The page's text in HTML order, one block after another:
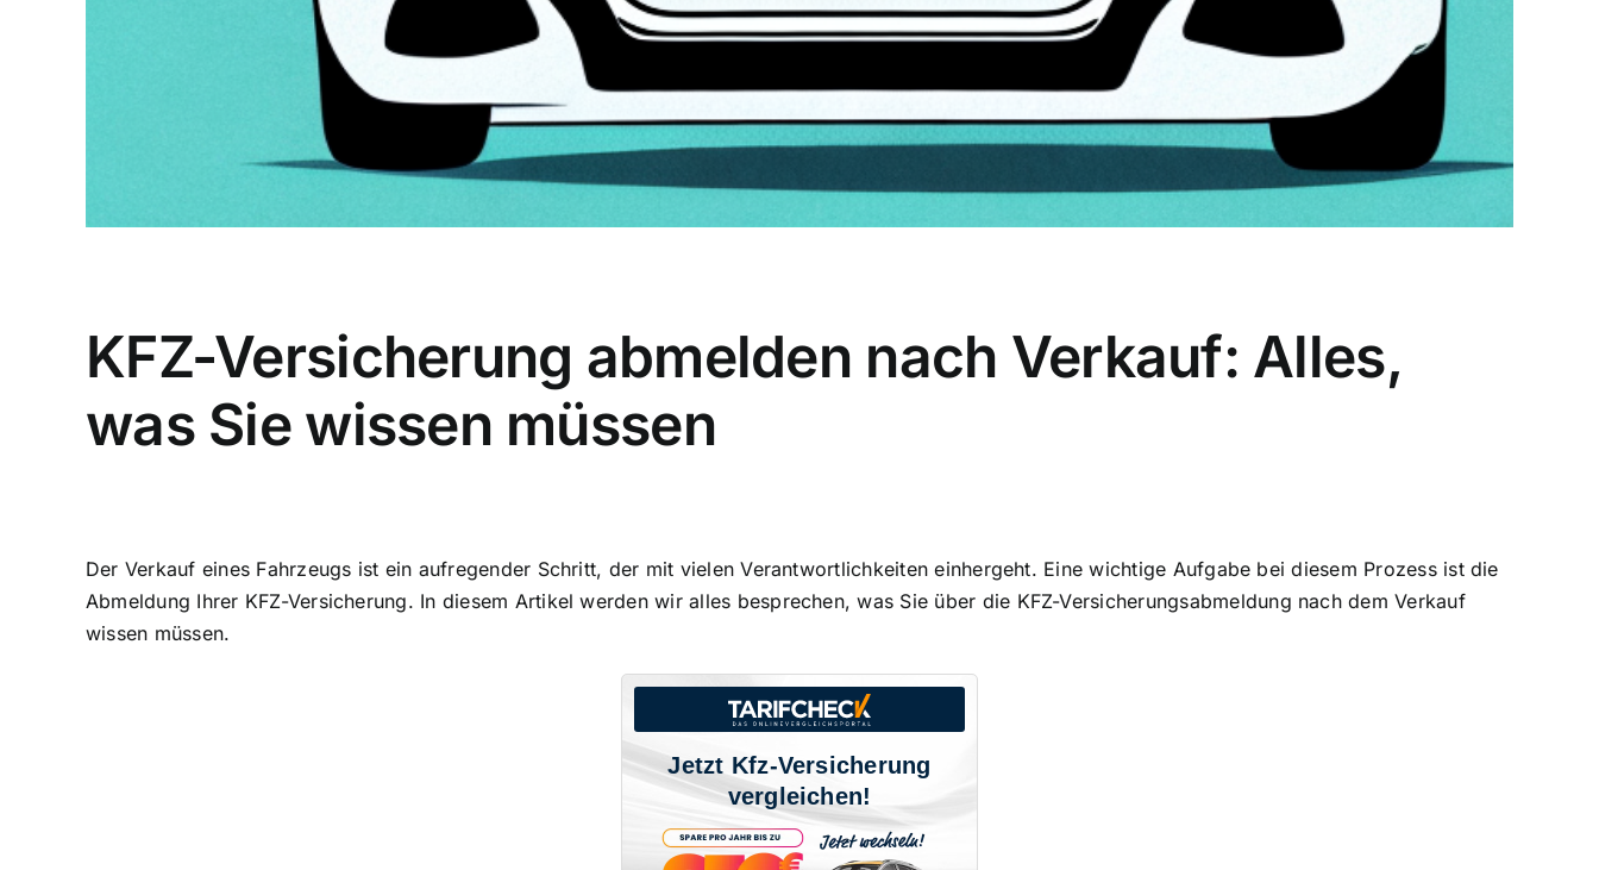
KFZ-Versicherung abmelden nach Verkauf: Alles,
was Sie wissen müssen
Der Verkauf eines Fahrzeugs ist ein aufregender Schritt, der mit vielen Verantwortlichkeiten einhergeht. Eine wichtige Aufgabe bei diesem Prozess ist die
Abmeldung Ihrer KFZ-Versicherung. In diesem Artikel werden wir alles besprechen, was Sie über die KFZ-Versicherungsabmeldung nach dem Verkauf
wissen müssen.
Jetzt Kfz-Versicherung
vergleichen!